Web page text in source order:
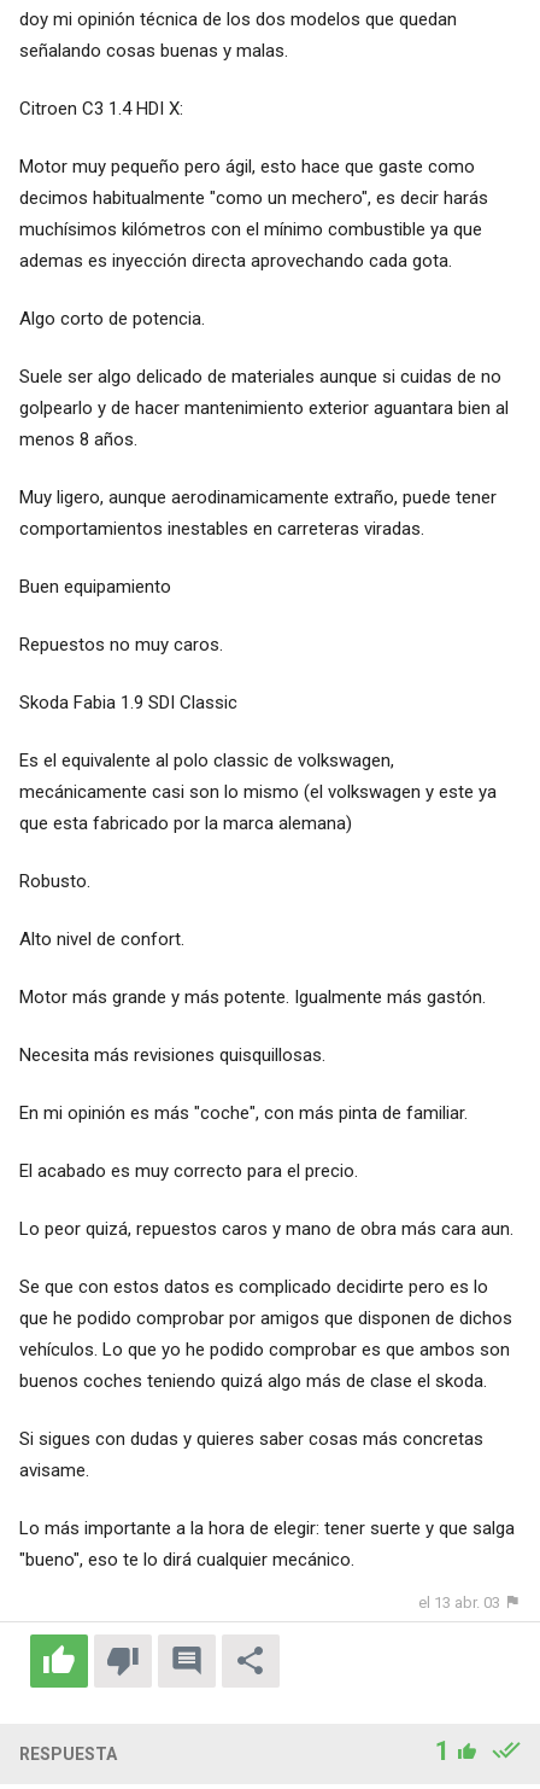
doy mi opinión técnica de los dos modelos que quedan
señalando cosas buenas y malas.
Citroen C3 1.4 HDI X:
Motor muy pequeño pero ágil, esto hace que gaste como
decimos habitualmente "como un mechero", es decir harás
muchísimos kilómetros con el mínimo combustible ya que
ademas es inyección directa aprovechando cada gota.
Algo corto de potencia.
Suele ser algo delicado de materiales aunque si cuidas de no
golpearlo y de hacer mantenimiento exterior aguantara bien al
menos 8 años.
Muy ligero, aunque aerodinamicamente extraño, puede tener
comportamientos inestables en carreteras viradas.
Buen equipamiento
Repuestos no muy caros.
Skoda Fabia 1.9 SDI Classic
Es el equivalente al polo classic de volkswagen,
mecánicamente casi son lo mismo (el volkswagen y este ya
que esta fabricado por la marca alemana)
Robusto.
Alto nivel de confort.
Motor más grande y más potente. Igualmente más gastón.
Necesita más revisiones quisquillosas.
En mi opinión es más "coche", con más pinta de familiar.
El acabado es muy correcto para el precio.
Lo peor quizá, repuestos caros y mano de obra más cara aun.
Se que con estos datos es complicado decidirte pero es lo
que he podido comprobar por amigos que disponen de dichos
vehículos. Lo que yo he podido comprobar es que ambos son
buenos coches teniendo quizá algo más de clase el skoda.
Si sigues con dudas y quieres saber cosas más concretas
avisame.
Lo más importante a la hora de elegir: tener suerte y que salga
"bueno", eso te lo dirá cualquier mecánico.
el 13 abr. 03
RESPUESTA 1